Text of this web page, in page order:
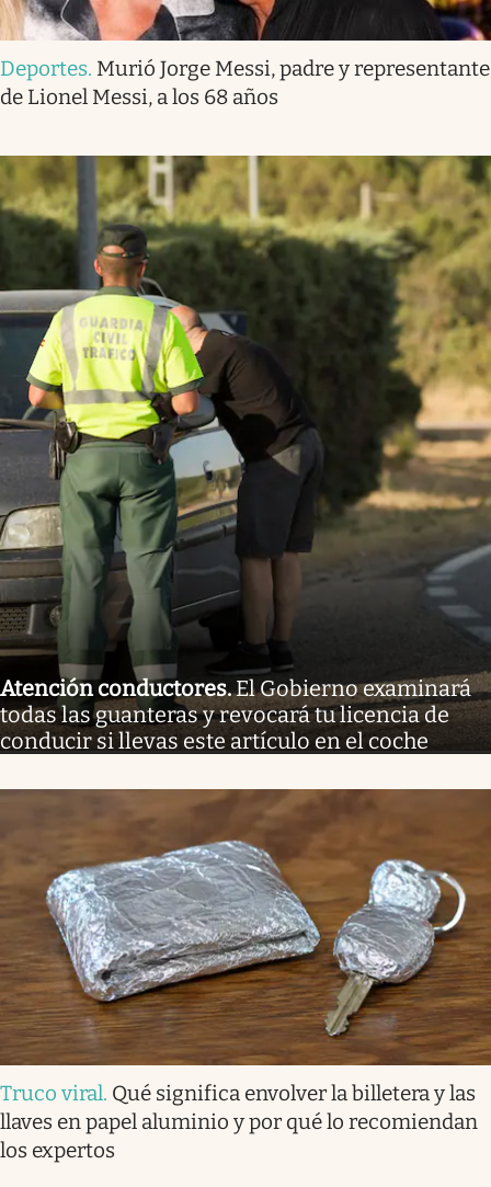
Deportes. Murió Jorge Messi, padre y representante
de Lionel Messi, a los 68 años
Atención conductores.El Gobierno examinará
todas las guanteras y revocará tu licencia de
conducir si llevas este artículo en el coche
Truco viral. Qué significa envolver la billetera y las
llaves en papel aluminio y por qué lo recomiendan
los expertos